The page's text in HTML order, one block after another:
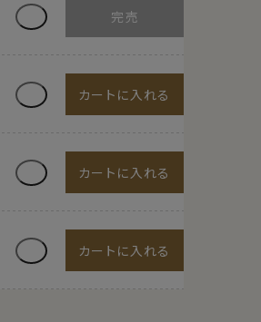
カートに入れる
カートに入れる
カートに入れる